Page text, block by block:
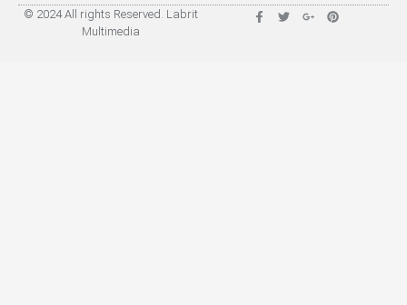
© 2024 All rights Reserved. Labrit
Multimedia